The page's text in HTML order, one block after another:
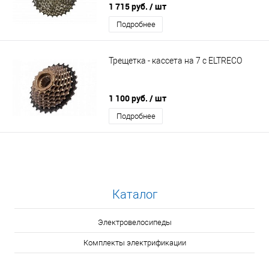
1 715 руб. / шт
Подробнее
Трещетка - кассета на 7 с ELTRECO
1 100 руб. / шт
Подробнее
Каталог
Электровелосипеды
Комплекты электрификации